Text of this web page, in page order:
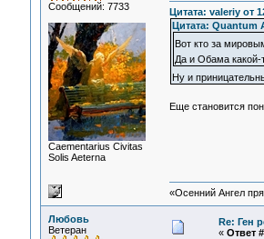
Сообщений: 7733
Сaementarius Civitas
Solis Aeterna
Цитата: valeriy от
Цитата: Quantum
Вот кто за
Да и Обама какой-
Ну и
Еще становится
«Осенний Ангел
Любовь
Ветеран
Re: Ген
« Ответ